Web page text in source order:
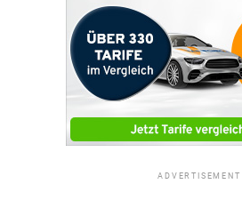
ADVERTISEMENT